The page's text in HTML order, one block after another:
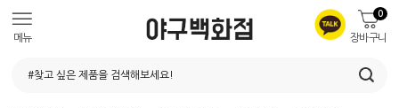
메뉴 장바구니
0